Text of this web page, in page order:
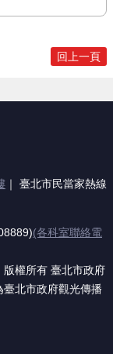
回上一頁
｜ 臺北市民當家熱線
(各科室聯絡電
權所有 臺北市政府
北市政府觀光傳播